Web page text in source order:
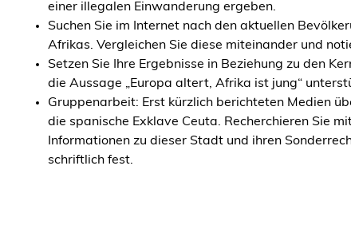
einer illegalen Einwanderung ergeben.
Suchen Sie im Internet nach den aktuellen
Afrikas. Vergleichen Sie diese miteinander und
Setzen Sie Ihre Ergebnisse in Beziehung zu den
die Aussage „Europa altert, Afrika ist jung“
Gruppenarbeit: Erst kürzlich berichteten Medien
die spanische Exklave Ceuta. Recherchieren Sie
Informationen zu dieser Stadt und ihren
schriftlich fest.